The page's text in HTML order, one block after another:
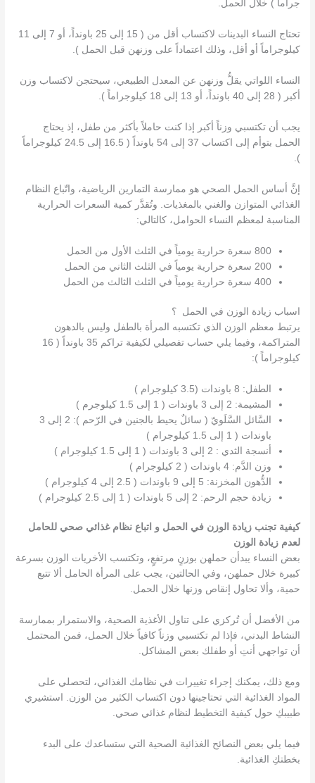
جراماً ) خلال الحمل.
تحتاج النساء البدينات لاكتساب أقل من ( 15 إلى 25 باونداً، أو 7 إلى 11
كيلوجراماً أو أقل، وذلك اعتماداً على وزنهن قبل الحمل ).
النساء اللواتي يقلُّ وزنهن عن المعدل الطبيعي، سيحتجن لاكتساب وزن
أكبر ( 28 إلى 40 باونداً، أو 13 إلى 18 كيلوجراماً ).
يجب أن تكتسبي وزناً أكبر إذا كنت حاملاً بأكثر من طفل، إذ يحتاج
الحمل بتوأم إلى اكتساب 37 إلى 54 باونداً ( 16.5 إلى 24.5 كيلوجراماً
).
إنَّ أساس الحمل الصحي هو ممارسة التمارين الرياضية، واتّباع النظام
الغذائي المتوازن والغني بالمغذيات. وتُقدَّر كمية السعرات الحرارية
المناسبة لمعظم النساء الحوامل، كالتالي:
800 سعرة حرارية يومياً في الثلث الأول من الحمل
200 سعرة حرارية يومياً في الثلث الثاني من الحمل
400 سعرة حرارية يومياً في الثلث الثالث من الحمل
اسباب زيادة الوزن في الحمل ؟
يرتبط معظم الوزن الذي تكتسبه المرأة بالطفل وليس بالدهون
المتراكمة، وفيما يلي حساب تفصيلي لكيفية تراكم 35 باونداً ( 16
كيلوجراماً ):
الطفل: 8 باوندات (3.5 كيلوجرام )
المشيمة: 2 إلى 3 باوندات ( 1 إلى 1.5 كيلوجرم )
السَّائل السَّلَويّ ( سائلٌ يحيط بالجنين في الرّحم ): 2 إلى 3
باوندات ( 1 إلى 1.5 كيلوجرام )
أنسجة الثدي : 2 إلى 3 باوندات ( 1 إلى 1.5 كيلوجرام )
وزن الدَّم: 4 باوندات ( 2 كيلوجرام )
الدُّهون المخزنة: 5 إلى 9 باوندات ( 2.5 إلى 4 كيلوجرام )
زيادة حجم الرحم: 2 إلى 5 باوندات ( 1 إلى 2.5 كيلوجرام )
كيفية تجنب زيادة الوزن في الحمل و اتباع نظام غذائي صحي للحامل
لعدم زيادة الوزن
بعض النساء يبدأن حملهن بوزنٍ مرتفعٍ، وتكتسب الأخريات الوزن بسرعة
كبيرة خلال حملهن، وفي الحالتين، يجب على المرأة الحامل ألا تتبع
حمية، وألا تحاول إنقاص وزنها خلال الحمل.
من الأفضل أن تُركزي على تناول الأغذية الصحية، والاستمرار بممارسة
النشاط البدني، فإذا لم تكتسبي وزناً كافياً خلال الحمل، فمن المحتمل
أن تواجهي أنتِ أو طفلك بعض المشاكل.
ومع ذلك، يمكنك إجراء تغييرات في نظامك الغذائي، لتحصلي على
المواد الغذائية التي تحتاجينها دون اكتساب الكثير من الوزن. استشيري
طبيبكِ حول كيفية التخطيط لنظام غذائي صحي.
فيما يلي بعض النصائح الغذائية الصحية التي ستساعدك على البدء
بخطتكِ الغذائية.